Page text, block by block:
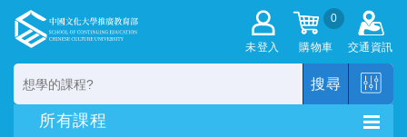
未登入
0
購物車 交通資訊
搜尋